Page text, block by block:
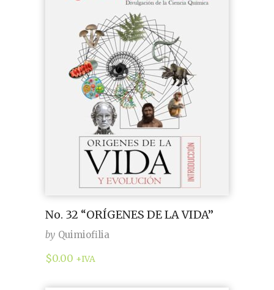
No. 32 “ORÍGENES DE LA VIDA”
by Quimiofilia
$0.00 +IVA